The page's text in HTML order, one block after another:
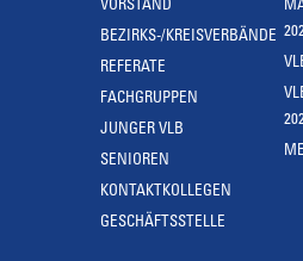
VORSTAND
BEZIRKS-/KREISVERBÄNDE
REFERATE
FACHGRUPPEN
JUNGER VLB
SENIOREN
KONTAKTKOLLEGEN
GESCHÄFTSSTELLE